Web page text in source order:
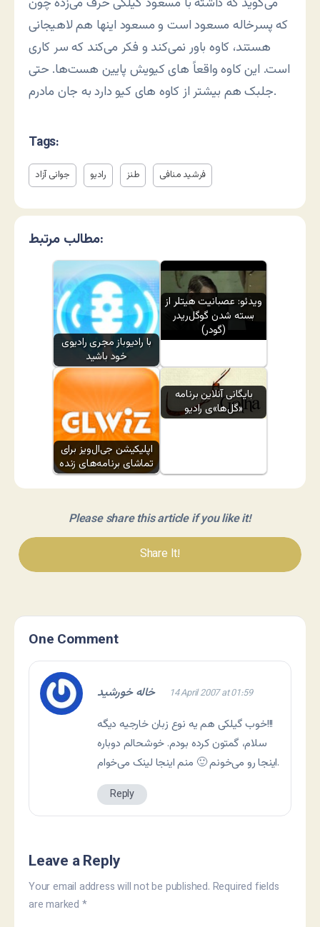
که پسرخاله مسعود است و مسعود اینها هم لاهیجانی
هستند، کاوه باور نمی‌کند و فکر می‌کند که سر کاری
است. این کاوه واقعاً های کیویش پایین هست‌ها. حتی
جلبک هم بیشتر از کاوه های کیو دارد به جان مادرم.
Tags:
جوانی آزاد رادیو طنز فرشید منافی
مطالب مرتبط:
با رادیوباز مجری رادیوی
خود باشید
ویدئو: عصبانیت هیتلر از
بسته شدن گوگل‌ریدر
(گودر)
اپلیکیشن جی‌ال‌ویز برای
تماشای برنامه‌های زنده
بایگانی آنلاین برنامه
«گل‌ها»ی رادیو
Please share this article if you like it!
Share It!
One Comment
خاله خورشید 14 April 2007 at 01:59
خوب گیلکی هم یه نوع زبان خارجیه دیگه!!!
سلام، گمتون کرده بودم. خوشحالم دوباره
اینجا رو می‌خونم 🙂 منم اینجا لینک می‌خوام.
Reply
Leave a Reply
Your email address will not be published. Required fields
are marked *